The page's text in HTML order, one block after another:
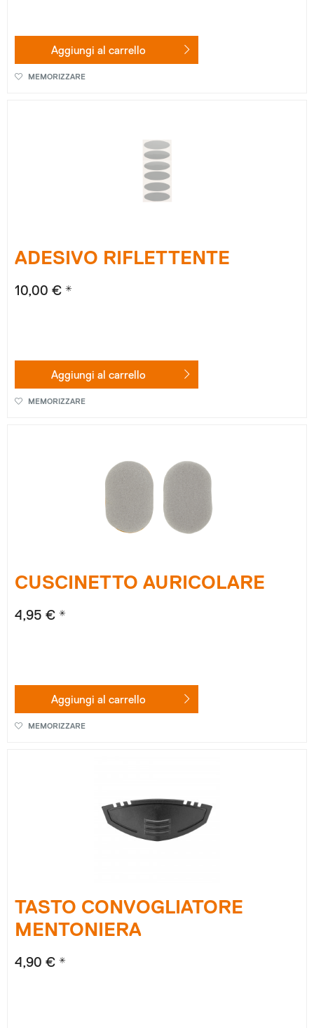
Aggiungi al carrello
MEMORIZZARE
ADESIVO RIFLETTENTE
10,00 € *
Aggiungi al carrello
MEMORIZZARE
CUSCINETTO AURICOLARE
4,95 € *
Aggiungi al carrello
MEMORIZZARE
TASTO CONVOGLIATORE
MENTONIERA
4,90 € *